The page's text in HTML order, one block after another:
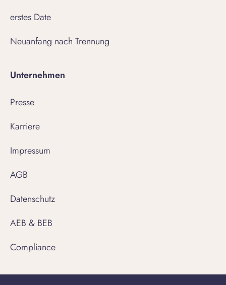
erstes Date
Neuanfang nach Trennung
Unternehmen
Presse
Karriere
Impressum
AGB
Datenschutz
AEB & BEB
Compliance